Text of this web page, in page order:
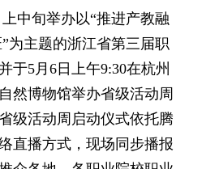
中旬举办以“推进产教融
为主题的浙江省第三届职
于5月6日上午9:30在杭州
然博物馆举办省级活动周
级活动周启动仪式依托腾
直播方式，现场同步播报